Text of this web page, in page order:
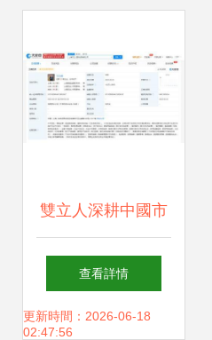
雙立人深耕中國市
場 于上海成立國際
貿易新公司
查看詳情
更新時間：2026-06-18
02:47:56